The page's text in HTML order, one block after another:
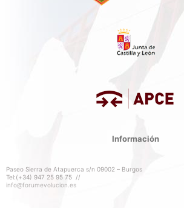
Información
Paseo Sierra de Atapuerca s/n 09002 – Burgos
Tel:(+34) 947 25 95 75 //
info@forumevolucion.es